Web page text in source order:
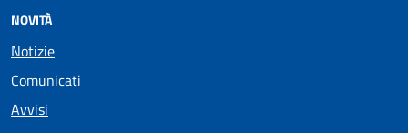
NOVITÀ
Notizie
Comunicati
Avvisi